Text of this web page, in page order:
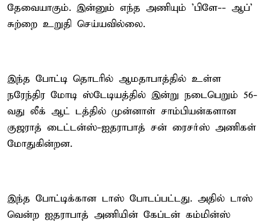
தேவையாகும். இன்னும் எந்த அணியும் 'பிளே-- ஆப்'
சுற்றை உறுதி செய்யவில்லை.
இந்த போட்டி தொடரில் ஆமதாபாத்தில் உள்ள
நரேந்திர மோடி ஸ்டேடியத்தில் இன்று நடைபெறும் 56-
வது லீக் ஆட் டத்தில் முன்னாள் சாம்பியன்களான
குஜராத் டைட்டன்ஸ்-ஐதராபாத் சன் ரைசர்ஸ் அணிகள்
மோதுகின்றன.
இந்த போட்டிக்கான டாஸ் போடப்பட்டது. அதில் டாஸ்
வென்ற ஐதராபாத் அணியின் கேப்டன் கம்மின்ஸ்